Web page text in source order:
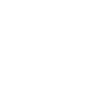
う
「む